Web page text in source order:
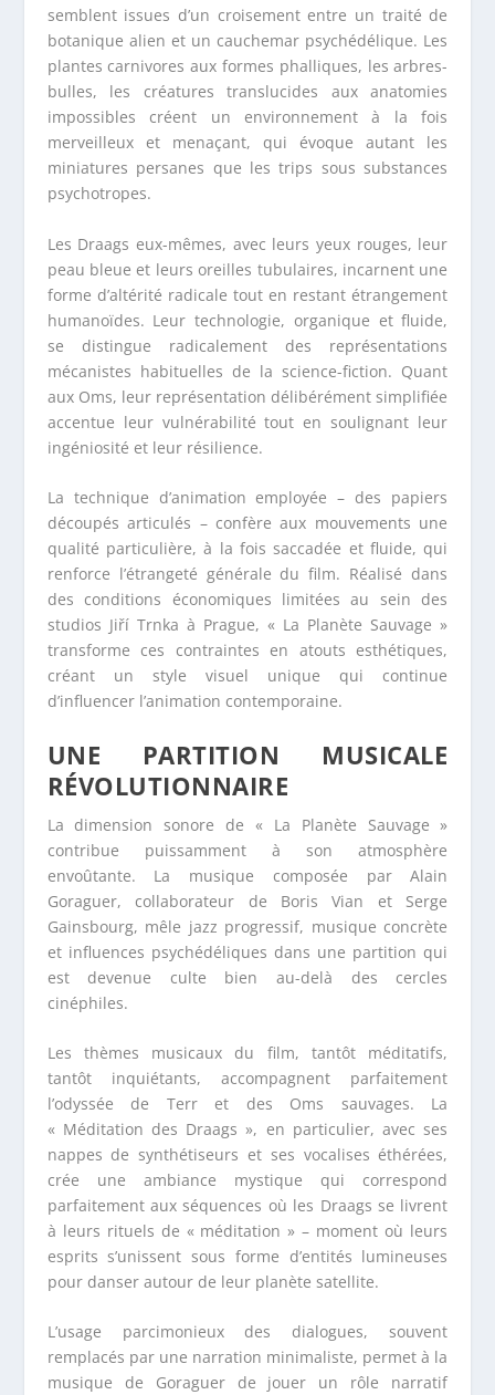
semblent issues d’un croisement entre un traité de
botanique alien et un cauchemar psychédélique. Les
plantes carnivores aux formes phalliques, les arbres-
bulles, les créatures translucides aux anatomies
impossibles créent un environnement à la fois
merveilleux et menaçant, qui évoque autant les
miniatures persanes que les trips sous substances
psychotropes.
Les Draags eux-mêmes, avec leurs yeux rouges, leur
peau bleue et leurs oreilles tubulaires, incarnent une
forme d’altérité radicale tout en restant étrangement
humanoïdes. Leur technologie, organique et fluide,
se distingue radicalement des représentations
mécanistes habituelles de la science-fiction. Quant
aux Oms, leur représentation délibérément simplifiée
accentue leur vulnérabilité tout en soulignant leur
ingéniosité et leur résilience.
La technique d’animation employée – des papiers
découpés articulés – confère aux mouvements une
qualité particulière, à la fois saccadée et fluide, qui
renforce l’étrangeté générale du film. Réalisé dans
des conditions économiques limitées au sein des
studios Jiří Trnka à Prague, « La Planète Sauvage »
transforme ces contraintes en atouts esthétiques,
créant un style visuel unique qui continue
d’influencer l’animation contemporaine.
UNE PARTITION MUSICALE
RÉVOLUTIONNAIRE
La dimension sonore de « La Planète Sauvage »
contribue puissamment à son atmosphère
envoûtante. La musique composée par Alain
Goraguer, collaborateur de Boris Vian et Serge
Gainsbourg, mêle jazz progressif, musique concrète
et influences psychédéliques dans une partition qui
est devenue culte bien au-delà des cercles
cinéphiles.
Les thèmes musicaux du film, tantôt méditatifs,
tantôt inquiétants, accompagnent parfaitement
l’odyssée de Terr et des Oms sauvages. La
« Méditation des Draags », en particulier, avec ses
nappes de synthétiseurs et ses vocalises éthérées,
crée une ambiance mystique qui correspond
parfaitement aux séquences où les Draags se livrent
à leurs rituels de « méditation » – moment où leurs
esprits s’unissent sous forme d’entités lumineuses
pour danser autour de leur planète satellite.
L’usage parcimonieux des dialogues, souvent
remplacés par une narration minimaliste, permet à la
musique de Goraguer de jouer un rôle narratif